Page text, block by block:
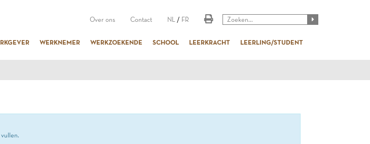
Over ons Contact NL / FR
WERKNEMER WERKZOEKENDE SCHOOL LEERKRACHT LEERLING/STUDENT